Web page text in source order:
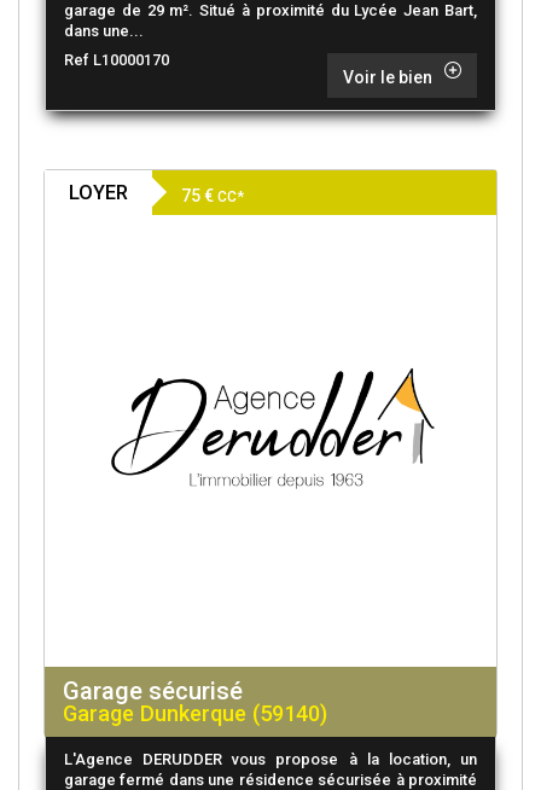
garage de 29 m². Situé à proximité du Lycée Jean Bart,
dans une...
Ref L10000170
Voir le bien
LOYER 75 € CC*
Garage sécurisé
Garage Dunkerque (59140)
L'Agence DERUDDER vous propose à la location, un
garage fermé dans une résidence sécurisée à proximité